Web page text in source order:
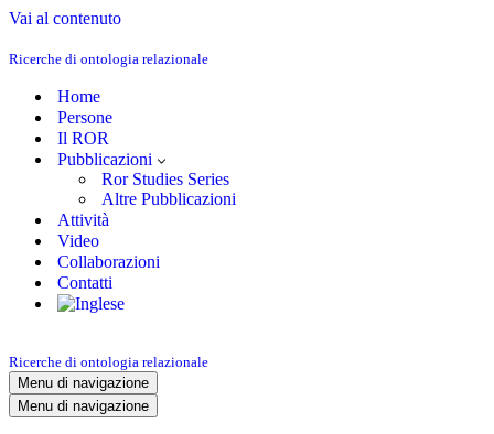
Vai al contenuto
Ricerche di ontologia relazionale
Home
Persone
Il ROR
Pubblicazioni
Ror Studies Series
Altre Pubblicazioni
Attività
Video
Collaborazioni
Contatti
Ricerche di ontologia relazionale
Menu di navigazione
Menu di navigazione